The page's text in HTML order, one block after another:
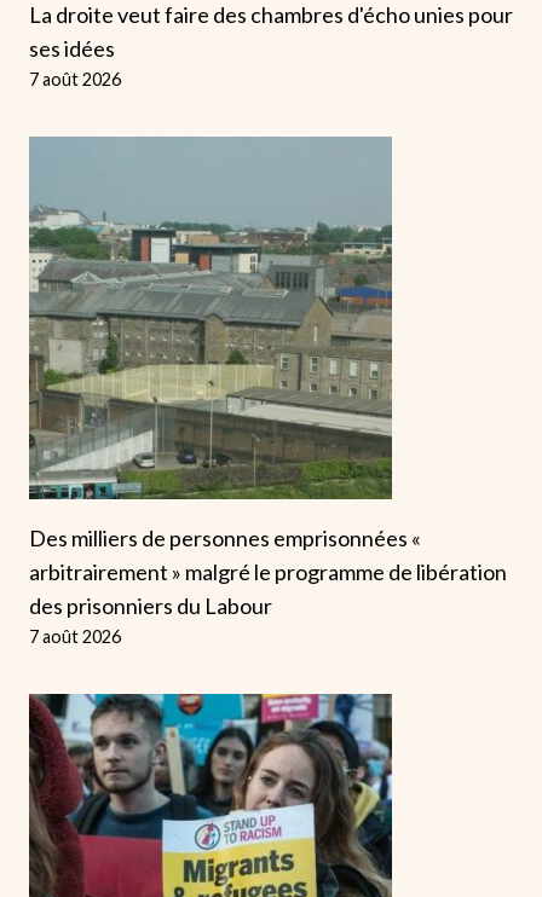
La droite veut faire des chambres d'écho unies pour
ses idées
7 août 2026
Des milliers de personnes emprisonnées «
arbitrairement » malgré le programme de libération
des prisonniers du Labour
7 août 2026